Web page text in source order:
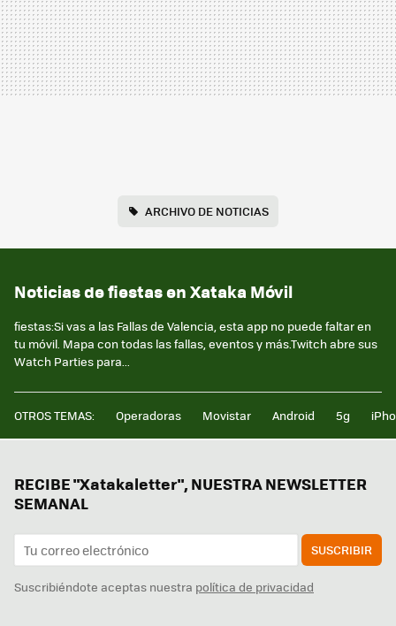
ARCHIVO DE NOTICIAS
Noticias de fiestas en Xataka Móvil
fiestas:Si vas a las Fallas de Valencia, esta app no puede faltar en
tu móvil. Mapa con todas las fallas, eventos y más.Twitch abre sus
Watch Parties para...
OTROS TEMAS: Operadoras Movistar Android 5g
RECIBE "Xatakaletter", NUESTRA NEWSLETTER
SEMANAL
SUSCRIBIR
Suscribiéndote aceptas nuestra política de privacidad